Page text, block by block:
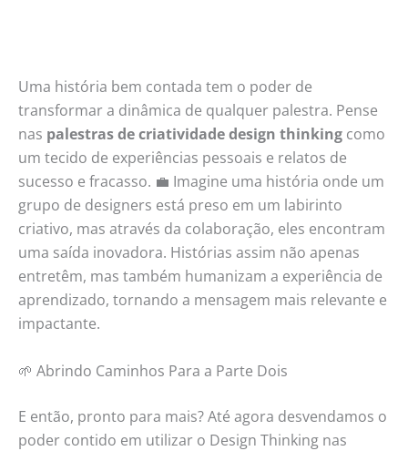
Uma história bem contada tem o poder de
transformar a dinâmica de qualquer palestra. Pense
nas palestras de criatividade design thinking como
um tecido de experiências pessoais e relatos de
sucesso e fracasso. 💼 Imagine uma história onde um
grupo de designers está preso em um labirinto
criativo, mas através da colaboração, eles encontram
uma saída inovadora. Histórias assim não apenas
entretêm, mas também humanizam a experiência de
aprendizado, tornando a mensagem mais relevante e
impactante.
🌱 Abrindo Caminhos Para a Parte Dois
E então, pronto para mais? Até agora desvendamos o
poder contido em utilizar o Design Thinking nas